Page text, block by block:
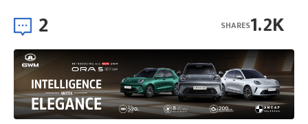
2 1.2K
SHARES